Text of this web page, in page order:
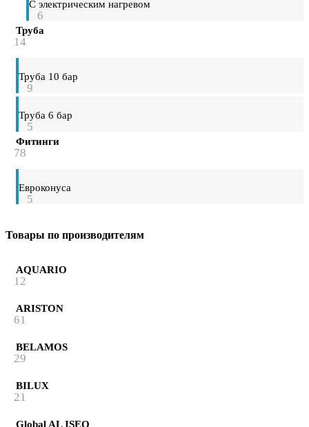
С электрическим нагревом
6
Труба
14
Труба 10 бар
9
Труба 6 бар
5
Фитинги
78
Евроконуса
5
Товары по производителям
AQUARIO
12
ARISTON
61
BELAMOS
29
BILUX
21
Global AL ISEO